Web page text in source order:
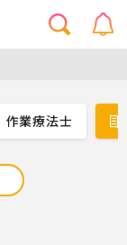
作業療法士